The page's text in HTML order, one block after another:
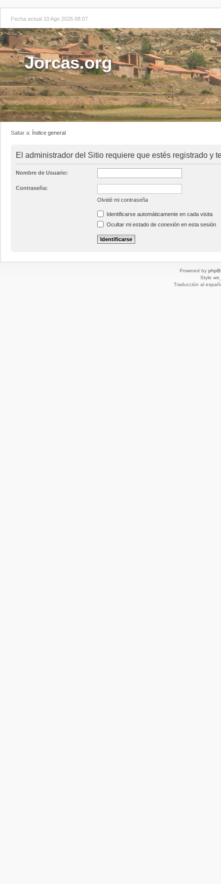
Fecha actual 10 Ago 2026 08:07
Jorcas.org
Saltar a: Índice general
El administrador del Sitio requiere que estés registrado y
Nombre de Usuario:
Contraseña:
Olvidé mi contraseña
Identificarse automáticamente en cada visita
Ocultar mi estado de conexión en esta sesión
Powered by
Style
Traducción al